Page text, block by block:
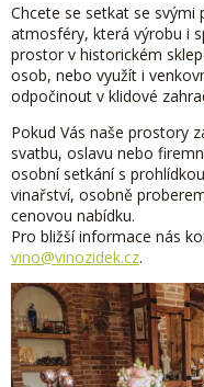
Chcete se setkat se svými
atmosféry, která výrobu i
prostor v historickém
osob, nebo využít i
odpočinout v klidové
Pokud Vás naše prostory
svatbu, oslavu nebo
osobní setkání s
vinařství, osobně
cenovou nabídku.
Pro bližší informace nás
vino@vinozidek.cz.